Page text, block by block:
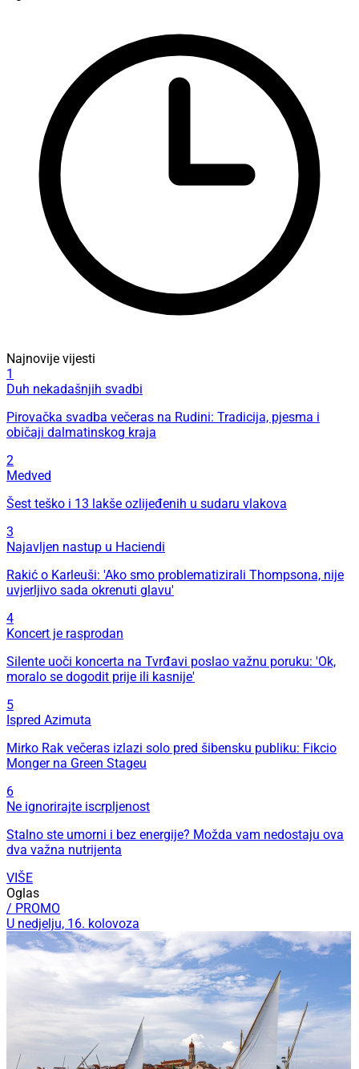
Najnovije vijesti
1
Duh nekadašnjih svadbi
Pirovačka svadba večeras na Rudini: Tradicija, pjesma i
običaji dalmatinskog kraja
2
Medved
Šest teško i 13 lakše ozlijeđenih u sudaru vlakova
3
Najavljen nastup u Haciendi
Rakić o Karleuši: 'Ako smo problematizirali Thompsona, nije
uvjerljivo sada okrenuti glavu'
4
Koncert je rasprodan
Silente uoči koncerta na Tvrđavi poslao važnu poruku: 'Ok,
moralo se dogodit prije ili kasnije'
5
Ispred Azimuta
Mirko Rak večeras izlazi solo pred šibensku publiku: Fikcio
Monger na Green Stageu
6
Ne ignorirajte iscrpljenost
Stalno ste umorni i bez energije? Možda vam nedostaju ova
dva važna nutrijenta
VIŠE
Oglas
/ PROMO
U nedjelju, 16. kolovoza